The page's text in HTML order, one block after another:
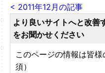
< 2011年12月の記事
より良いサイトへと改善
をお聞かせください
このページの情報は皆
須）